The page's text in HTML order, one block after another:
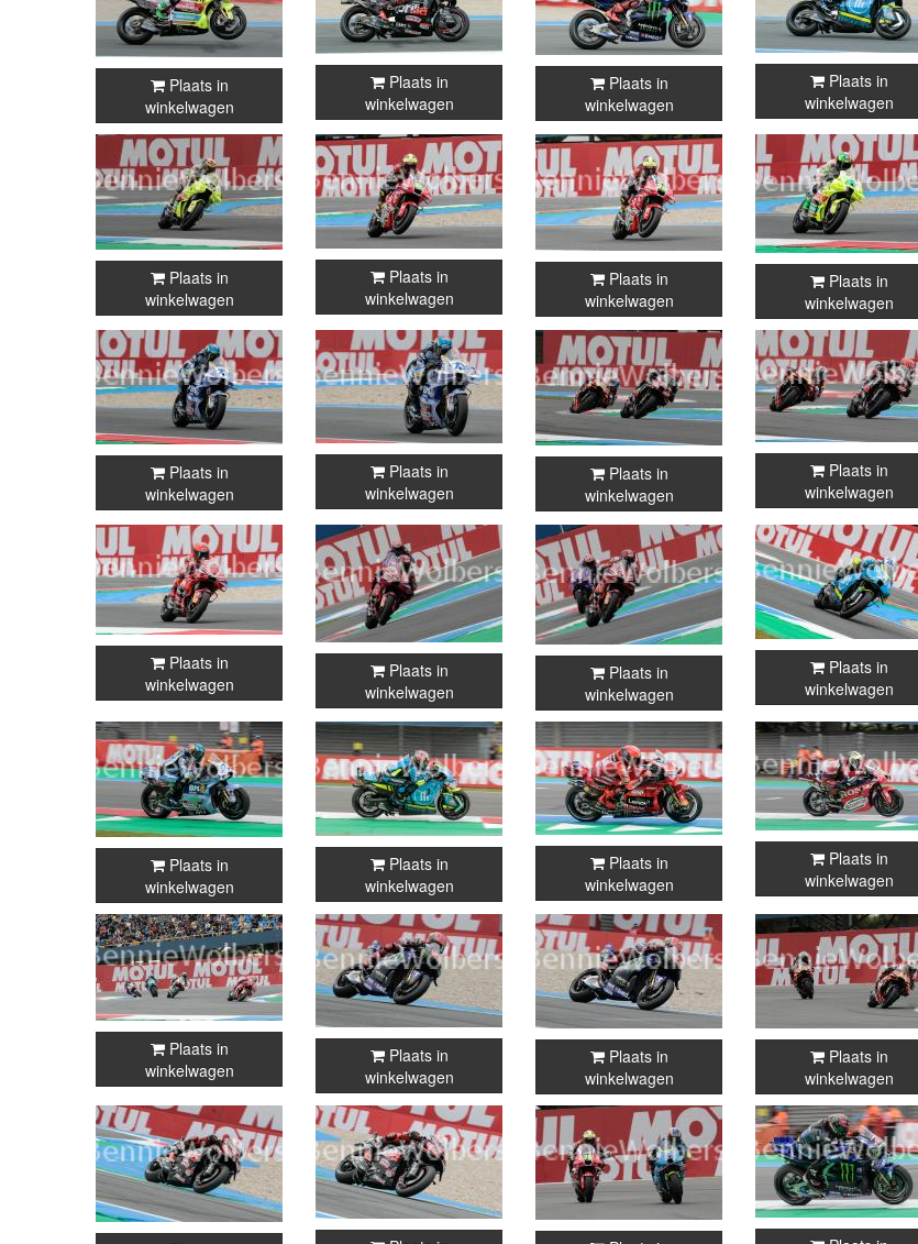
Plaats in
winkelwagen
Plaats in
winkelwagen
Plaats in
winkelwagen
Plaats in
winkelwagen
Plaats in
winkelwagen
Plaats in
winkelwagen
Plaats in
winkelwagen
Plaats in
winkelwagen
Plaats in
winkelwagen
Plaats in
winkelwagen
Plaats in
winkelwagen
Plaats in
winkelwagen
Plaats in
winkelwagen
Plaats in
winkelwagen
Plaats in
winkelwagen
Plaats in
winkelwagen
Plaats in
winkelwagen
Plaats in
winkelwagen
Plaats in
winkelwagen
Plaats in
winkelwagen
Plaats in
winkelwagen
Plaats in
winkelwagen
Plaats in
winkelwagen
Plaats in
winkelwagen